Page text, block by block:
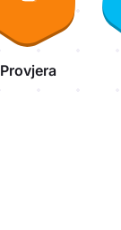
Provjera